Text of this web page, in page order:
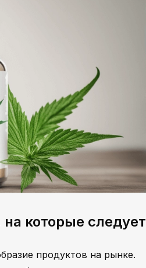
которые следует
продуктов на рынке.